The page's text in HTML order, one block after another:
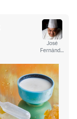
José
Fernández